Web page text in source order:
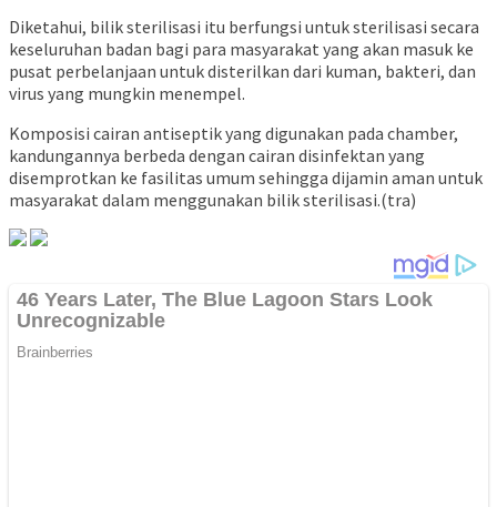
Diketahui, bilik sterilisasi itu berfungsi untuk sterilisasi secara
keseluruhan badan bagi para masyarakat yang akan masuk ke
pusat perbelanjaan untuk disterilkan dari kuman, bakteri, dan
virus yang mungkin menempel.
Komposisi cairan antiseptik yang digunakan pada chamber,
kandungannya berbeda dengan cairan disinfektan yang
disemprotkan ke fasilitas umum sehingga dijamin aman untuk
masyarakat dalam menggunakan bilik sterilisasi.(tra)